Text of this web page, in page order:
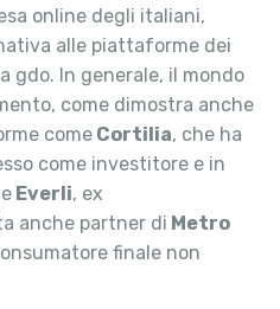
online degli italiani,
alle piattaforme dei
gdo. In generale, il mondo
come dimostra anche
come Cortilia, che ha
come investitore e in
Everli, ex
anche partner di Metro
finale non